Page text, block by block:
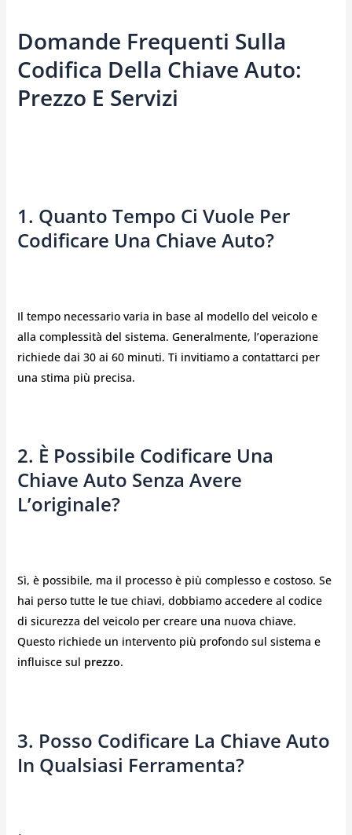
Domande Frequenti Sulla
Codifica Della Chiave Auto:
Prezzo E Servizi
1. Quanto Tempo Ci Vuole Per
Codificare Una Chiave Auto?
Il tempo necessario varia in base al modello del veicolo e
alla complessità del sistema. Generalmente, l’operazione
richiede dai 30 ai 60 minuti. Ti invitiamo a contattarci per
una stima più precisa.
2. È Possibile Codificare Una
Chiave Auto Senza Avere
L’originale?
Sì, è possibile, ma il processo è più complesso e costoso. Se
hai perso tutte le tue chiavi, dobbiamo accedere al codice
di sicurezza del veicolo per creare una nuova chiave.
Questo richiede un intervento più profondo sul sistema e
influisce sul prezzo.
3. Posso Codificare La Chiave Auto
In Qualsiasi Ferramenta?